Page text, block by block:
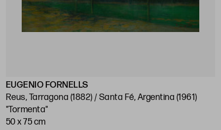
EUGENIO FORNELLS
Reus, Tarragona (1882) / Santa Fé, Argentina (1961)
"Tormenta"
50 x 75 cm